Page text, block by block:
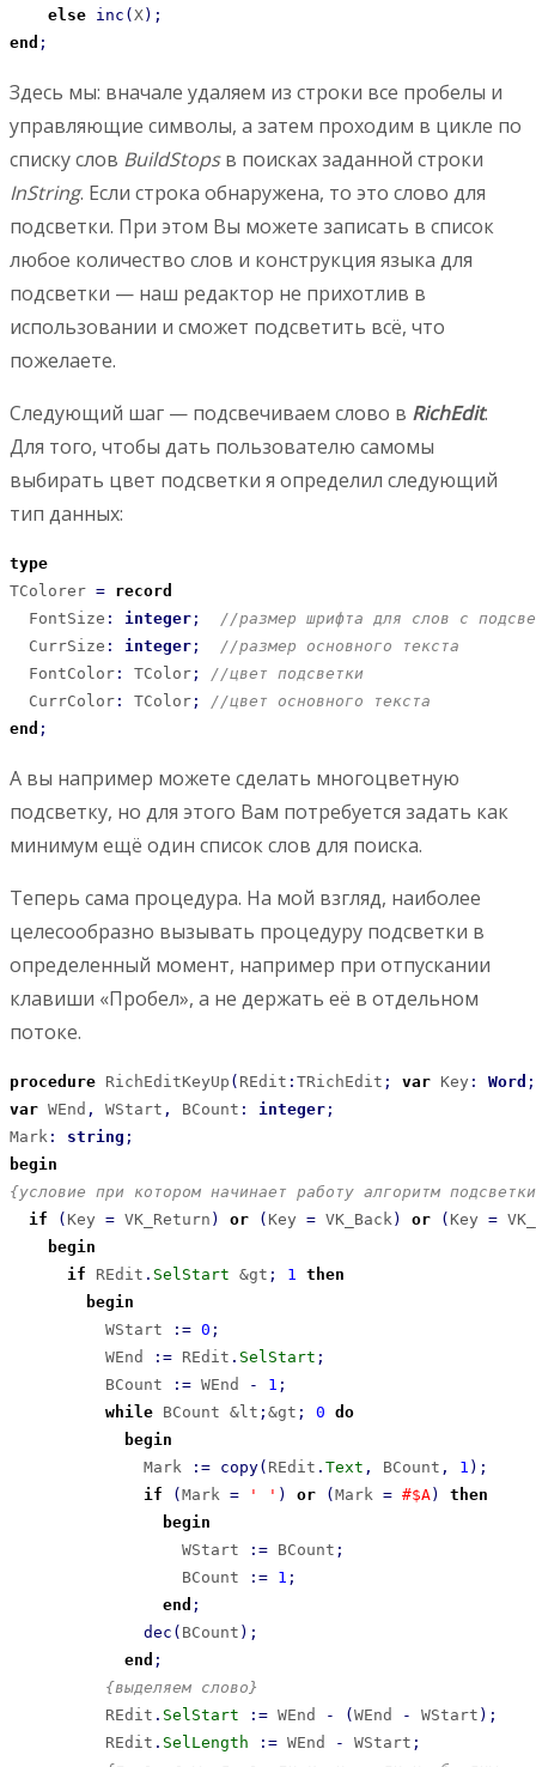
else inc ( X) ;
end ;
Здесь мы: вначале удаляем из строки все пробелы и
управляющие символы, а затем проходим в цикле по
списку слов BuildStopsв поисках заданной строки
InString. Если строка обнаружена, то это слово для
подсветки. При этом Вы можете записать в список
любое количество слов и конструкция языка для
подсветки — наш редактор не прихотлив в
использовании и сможет подсветить всё, что
пожелаете.
Следующий шаг — подсвечиваем слово в RichEdit.
Для того, чтобы дать пользователю самомы
выбирать цвет подсветки я определил следующий
тип данных:
type
TColorer = record
  FontSize
: integer ;
//размер шрифта для слов с
  CurrSize
: integer ;
//размер основного текста
  FontColor
: TColor ;
//цвет подсветки
  CurrColor
: TColor ;
//цвет основного текста
end ;
А вы например можете сделать многоцветную
подсветку, но для этого Вам потребуется задать как
минимум ещё один список слов для поиска.
Теперь сама процедура. На мой взгляд, наиболее
целесообразно вызывать процедуру подсветки в
определенный момент, например при отпускании
клавиши «Пробел», а не держать её в отдельном
потоке.
procedure RichEditKeyUp ( REdit : TRichEdit ; var Key : Word ;
var WEnd , WStart , BCount : integer ;
Mark : string ;
begin
{условие при котором начинает работу алгоритм
if
( Key = VK_Return ) or ( Key = VK_Back ) or ( Key =
begin
if REdit . SelStart &gt ; 1
then
begin
          WStart
: = 0 ;
          WEnd
: = REdit . SelStart ;
          BCount
: = WEnd - 1 ;
while BCount &lt ; &gt ; 0 do
begin
              Mark
: = copy( REdit . Text , BCount , 1 ) ;
if
( Mark = ' ' ) or ( Mark = #$A)
then
begin
                  WStart
: = BCount ;
                  BCount
: = 1 ;
end ;
dec ( BCount ) ;
end ;
{выделяем слово}
          REdit
. SelStart : = WEnd - ( WEnd - WStart ) ;
          REdit
. SelLength : = WEnd - WStart ;